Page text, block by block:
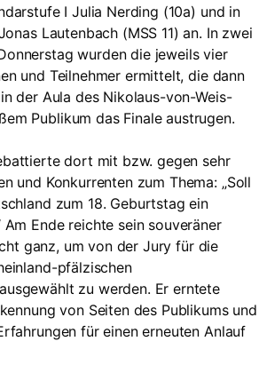
I Julia Nerding (10a) und in
Lautenbach (MSS 11) an. In zwei
wurden die jeweils vier
und Teilnehmer ermittelt, die dann
der Aula des Nikolaus-von-Weis-
Publikum das Finale austrugen.
dort mit bzw. gegen sehr
und Konkurrenten zum Thema: „Soll
zum 18. Geburtstag ein
Am Ende reichte sein souveräner
ganz, um von der Jury für die
pfälzischen
zu werden. Er erntete
von Seiten des Publikums und
für einen erneuten Anlauf